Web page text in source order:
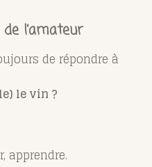
l’amateur
de répondre à
le vin ?
apprendre.